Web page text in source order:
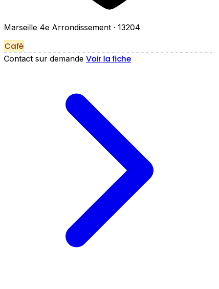
Marseille 4e Arrondissement · 13204
Café
Contact sur demande Voir la fiche